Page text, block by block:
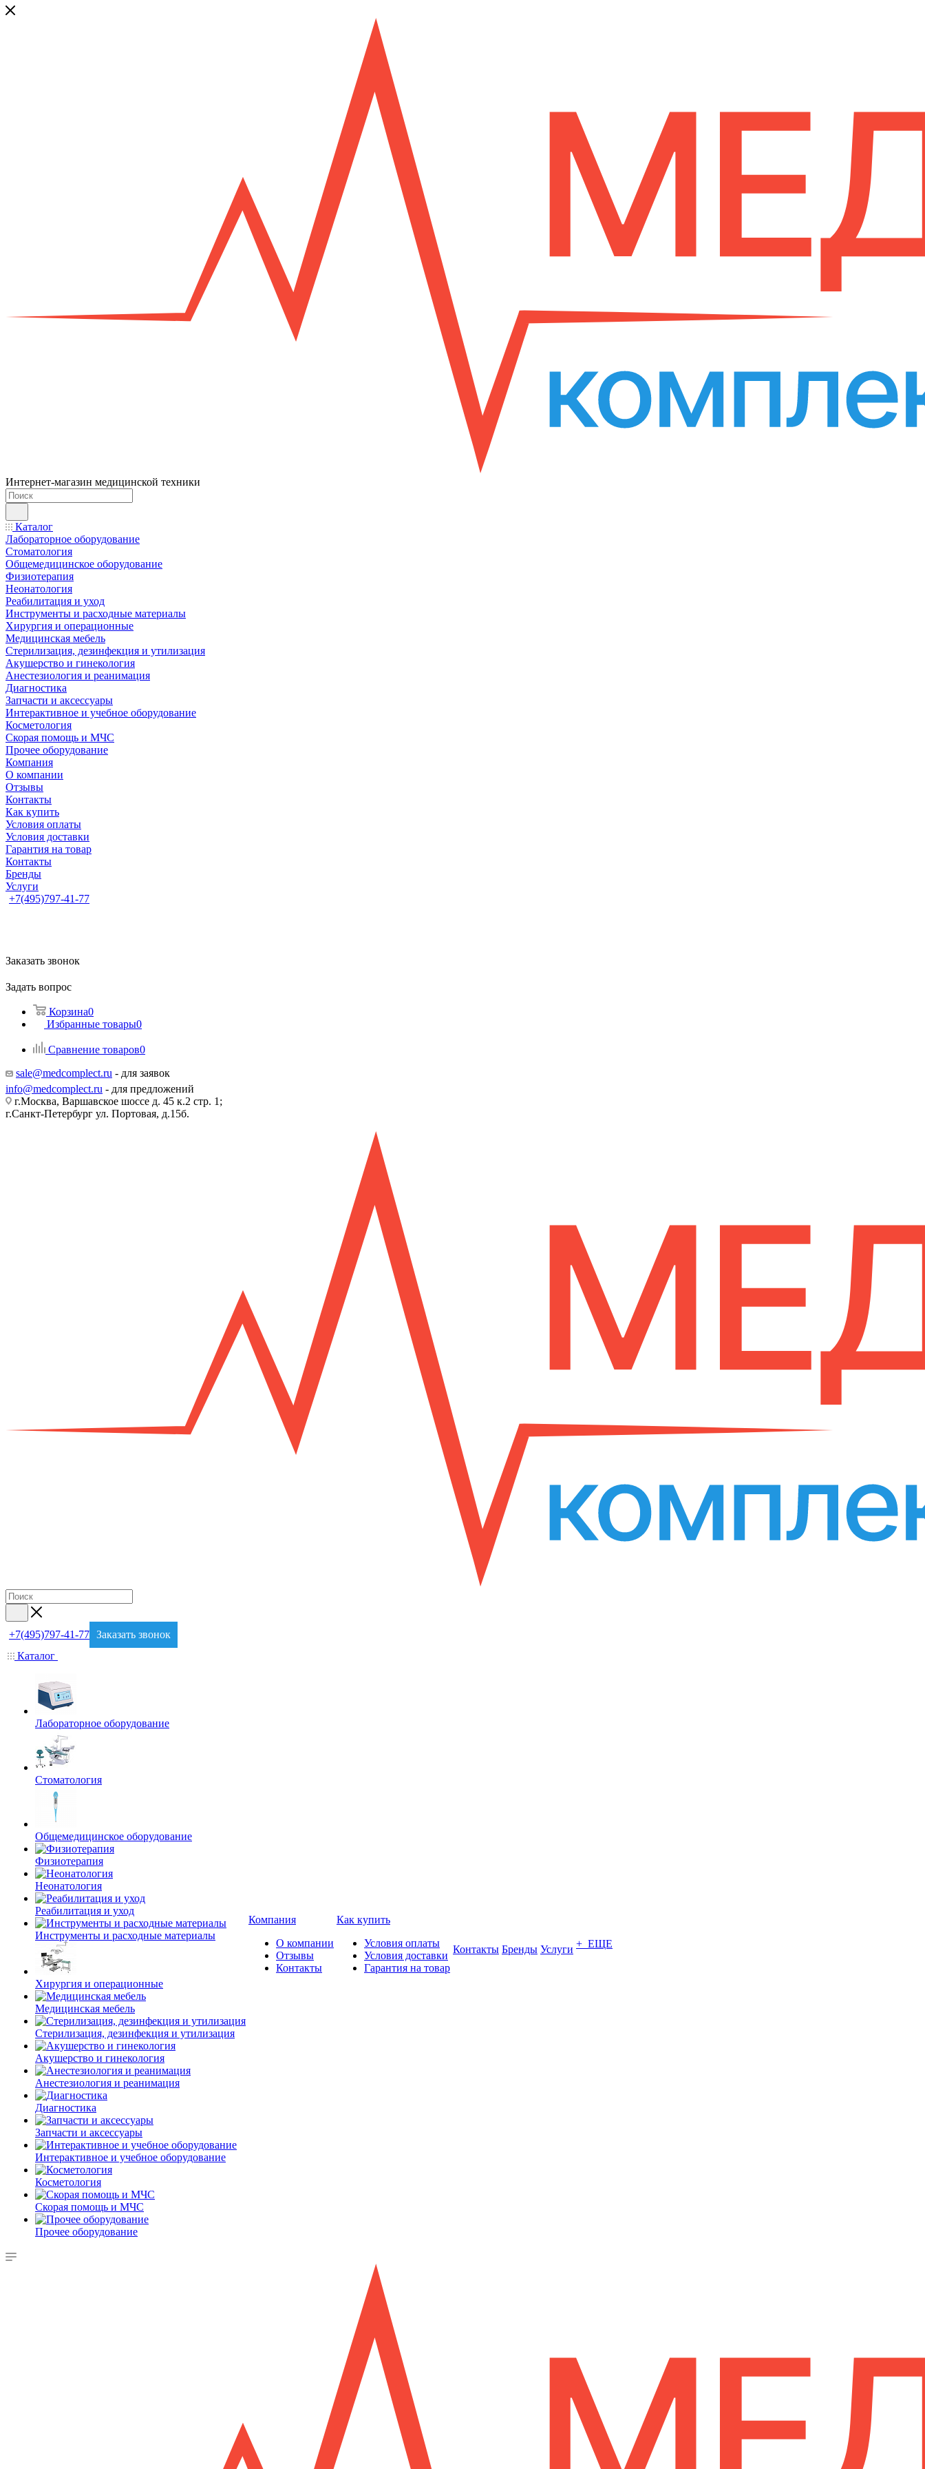
Интернет-магазин медицинской техники
Каталог
Лабораторное оборудование
Стоматология
Общемедицинское оборудование
Физиотерапия
Неонатология
Реабилитация и уход
Инструменты и расходные материалы
Хирургия и операционные
Медицинская мебель
Стерилизация, дезинфекция и утилизация
Акушерство и гинекология
Анестезиология и реанимация
Диагностика
Запчасти и аксессуары
Интерактивное и учебное оборудование
Косметология
Скорая помощь и МЧС
Прочее оборудование
Компания
О компании
Отзывы
Контакты
Как купить
Условия оплаты
Условия доставки
Гарантия на товар
Контакты
Бренды
Услуги
+7(495)797-41-77
Заказать звонок
Задать вопрос
Корзина0
Избранные товары0
Сравнение товаров0
sale@medcomplect.ru - для заявок
info@medcomplect.ru - для предложений
г.Москва, Варшавское шоссе д. 45 к.2 стр. 1;
г.Санкт-Петербург ул. Портовая, д.15б.
+7(495)797-41-77 Заказать звонок
Каталог
Лабораторное оборудование
Стоматология
Общемедицинское оборудование
Физиотерапия
Неонатология
Реабилитация и уход
Инструменты и расходные материалы
Хирургия и операционные
Медицинская мебель
Стерилизация, дезинфекция и утилизация
Акушерство и гинекология
Анестезиология и реанимация
Диагностика
Запчасти и аксессуары
Интерактивное и учебное оборудование
Косметология
Скорая помощь и МЧС
Прочее оборудование
Компания
О компании
Отзывы
Контакты
Как купить
Условия оплаты
Условия доставки
Гарантия на товар
Контакты Бренды Услуги + ЕЩЕ